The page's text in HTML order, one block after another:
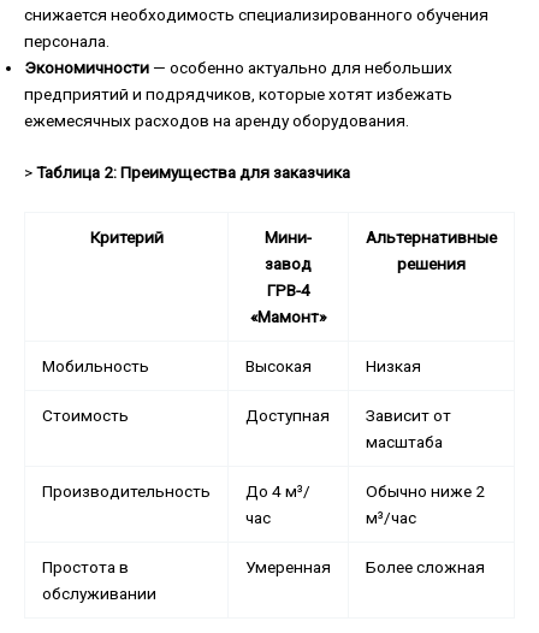
снижается необходимость специализированного обучения
персонала.
Экономичности — особенно актуально для небольших
предприятий и подрядчиков, которые хотят избежать
ежемесячных расходов на аренду оборудования.
>Таблица 2: Преимущества для заказчика
Критерий
Мини-
завод
ГРВ-4
«Мамонт»
Альтернативные
решения
Мобильность Высокая Низкая
Стоимость Доступная
Зависит от
масштаба
Производительность
До 4 м³/
час
Обычно ниже 2
м³/час
Простота в
обслуживании
Умеренная Более сложная